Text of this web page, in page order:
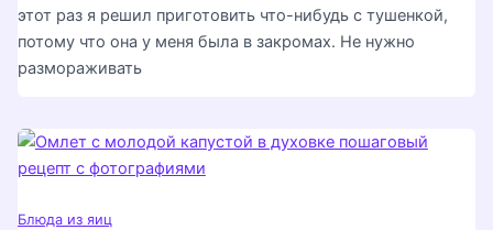
этот раз я решил приготовить что-нибудь с тушенкой,
потому что она у меня была в закромах. Не нужно
размораживать
Блюда из яиц